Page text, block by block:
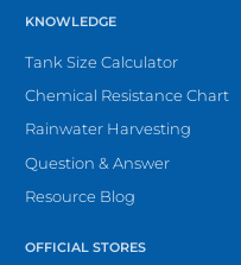
KNOWLEDGE
Tank Size Calculator
Chemical Resistance Chart
Rainwater Harvesting
Question & Answer
Resource Blog
OFFICIAL STORES